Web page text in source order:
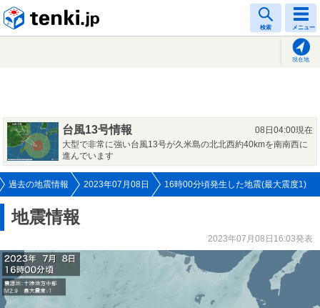
検索 メニュー
現在地
台風13号情報
08日04:00現在
大型で非常に強い台風13号が久米島の北北西約40kmを南南西に
進んでいます
過去の地震情報 2023年07月08日 16時00分頃発生した地震(最大震度1)
地震情報
2023年07月08日16:03発表